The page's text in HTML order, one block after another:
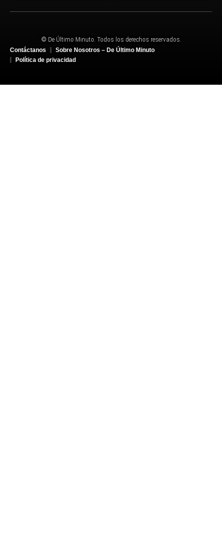
© De Último Minuto. Todos los derechos reservados.
Contáctanos
Sobre Nosotros – De Último Minuto
Política de privacidad